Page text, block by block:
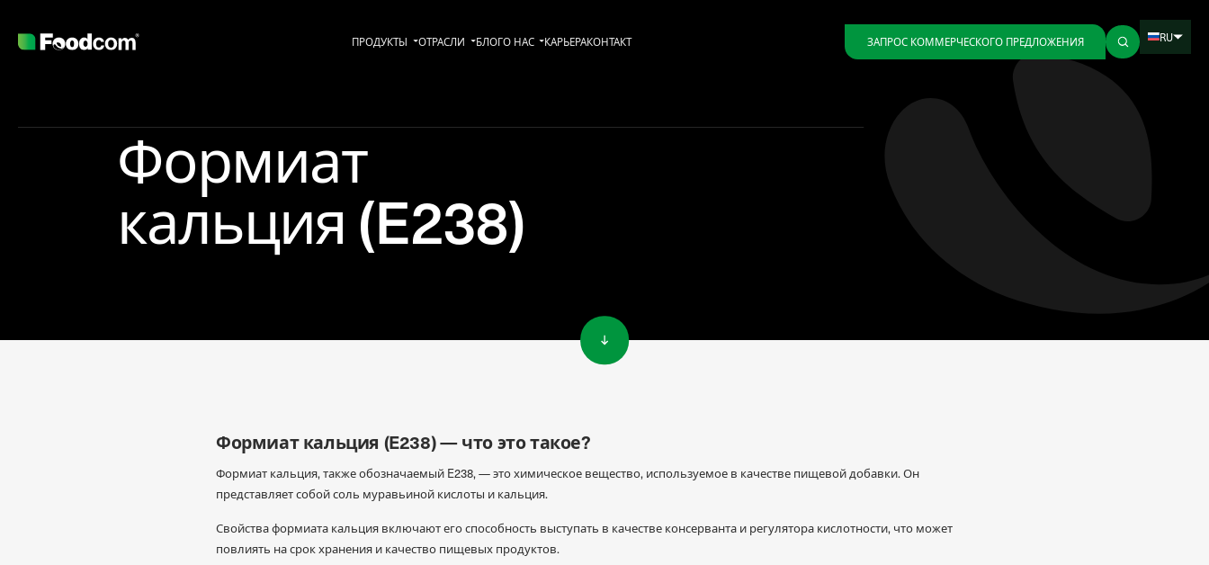
Формиат
кальция (E238)
ПРОДУКТЫ ОТРАСЛИ БЛОГО НАС KАРЬЕРАКОНТАКТ ЗАПРОС КОММЕРЧЕСКОГО ПРЕДЛОЖЕНИЯ RU
Формиат кальция (E238) — что это такое?
Формиат кальция, также обозначаемый E238, — это химическое вещество, используемое в качестве пищевой добавки. Он
представляет собой соль муравьиной кислоты и кальция.
Свойства формиата кальция включают его способность выступать в качестве консерванта и регулятора кислотности, что может
повлиять на срок хранения и качество пищевых продуктов.